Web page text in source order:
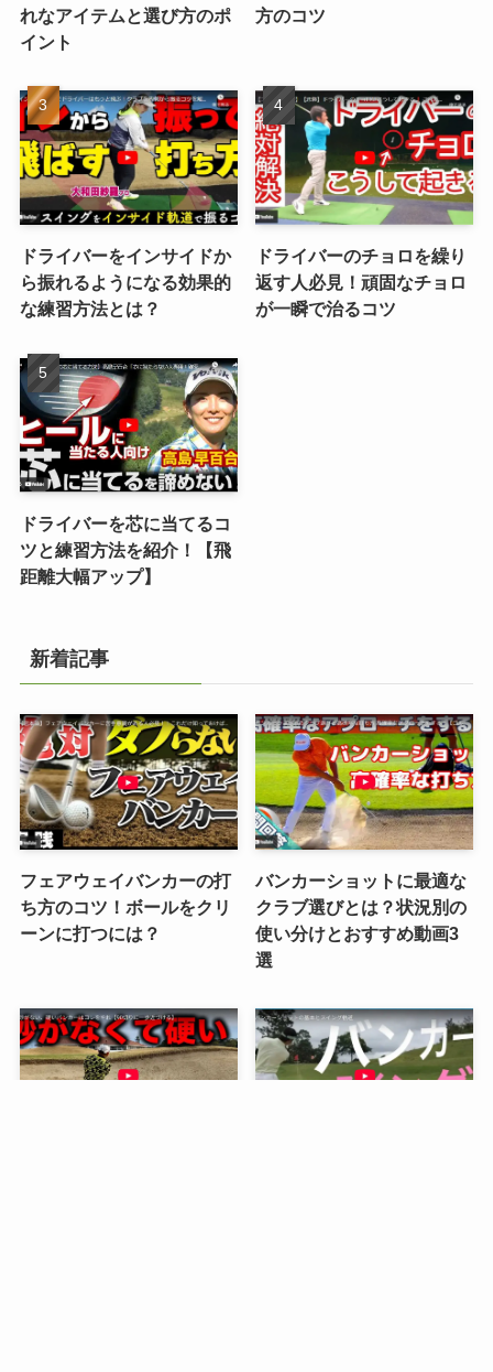
れなアイテムと選び方のポ
イント
方のコツ
ドライバーをインサイドか
ら振れるようになる効果的
な練習方法とは？
ドライバーのチョロを繰り
返す人必見！頑固なチョロ
が一瞬で治るコツ
ドライバーを芯に当てるコ
ツと練習方法を紹介！【飛
距離大幅アップ】
新着記事
フェアウェイバンカーの打
ち方のコツ！ボールをクリ
ーンに打つには？
バンカーショットに最適な
クラブ選びとは？状況別の
使い分けとおすすめ動画3
選